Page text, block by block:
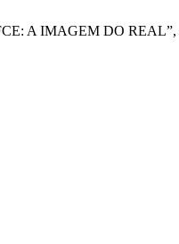
A IMAGEM DO REAL”,